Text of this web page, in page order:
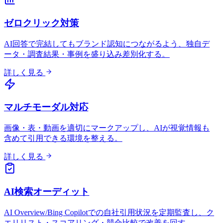
ゼロクリック対策
AI回答で完結してもブランド認知につながるよう、独自デ
ータ・調査結果・事例を盛り込み差別化する。
詳しく見る
マルチモーダル対応
画像・表・動画を適切にマークアップし、AIが視覚情報も
含めて引用できる環境を整える。
詳しく見る
AI検索オーディット
AI Overview/Bing Copilotでの自社引用状況を定期監査し、ク